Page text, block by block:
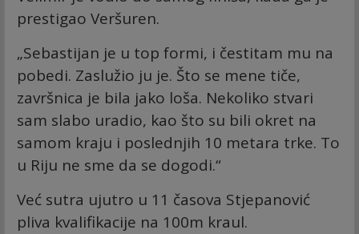
prestigao Veršuren.
„Sebastijan je u top formi, i čestitam mu na
pobedi. Zaslužio ju je. Što se mene tiče,
završnica je bila jako loša. Nekoliko stvari
sam slabo uradio, kao što su bili okret na
samom kraju i poslednjih 10 metara trke. To
u Riju ne sme da se dogodi.“
Već sutra ujutro u 11 časova Stjepanović
pliva kvalifikacije na 100m kraul.